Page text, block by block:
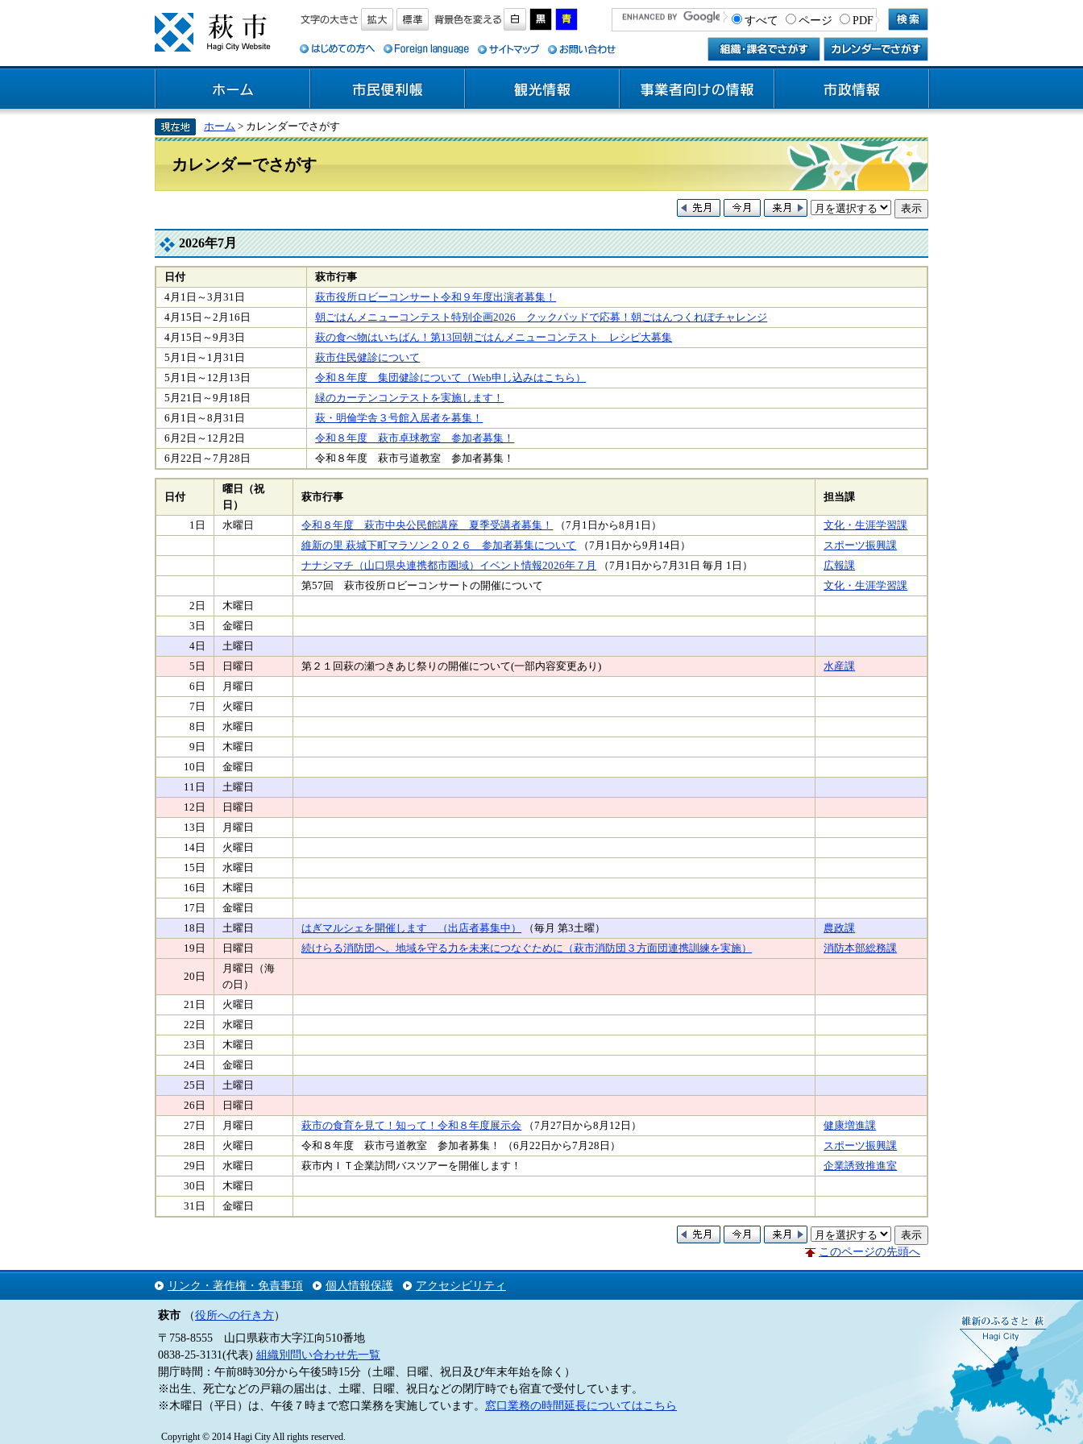
すべて ページ PDF
ホーム > カレンダーでさがす
カレンダーでさがす
2026年7月
日付
萩市行事
4月1日～3月31日
萩市役所ロビーコンサート令和９年度出演者募集！
4月15日～2月16日
朝ごはんメニューコンテスト特別企画2026 クックパッドで応募！朝ごはんつくれぽチャレンジ
4月15日～9月3日
萩の食べ物はいちばん！第13回朝ごはんメニューコンテスト レシピ大募集
5月1日～1月31日
萩市住民健診について
5月1日～12月13日
令和８年度 集団健診について（Web申し込みはこちら）
5月21日～9月18日
緑のカーテンコンテストを実施します！
6月1日～8月31日
萩・明倫学舎３号館入居者を募集！
6月2日～12月2日
令和８年度 萩市卓球教室 参加者募集！
6月22日～7月28日
令和８年度 萩市弓道教室 参加者募集！
日付
曜日（祝
日）
萩市行事 担当課
1日 水曜日 令和８年度 萩市中央公民館講座 夏季受講者募集！ （7月1日から8月1日）
文化・生涯学習課
維新の里 萩城下町マラソン２０２６ 参加者募集について （7月1日から9月14日）
スポーツ振興課
ナナシマチ（山口県央連携都市圏域）イベント情報2026年７月
（7月1日から7月31日 毎月 1日）
広報課
第57回 萩市役所ロビーコンサートの開催について
文化・生涯学習課
2日
木曜日
3日
金曜日
4日
土曜日
5日
日曜日 第２１回萩の瀬つきあじ祭りの開催について(一部内容変更あり)
水産課
6日
月曜日
7日
火曜日
8日
水曜日
9日
木曜日
10日
金曜日
11日
土曜日
12日
日曜日
13日
月曜日
14日
火曜日
15日
水曜日
16日
木曜日
17日
金曜日
18日
土曜日 はぎマルシェを開催します （出店者募集中） （毎月 第3土曜）
農政課
19日
日曜日 続けらる消防団へ。地域を守る力を未来につなぐために（萩市消防団３方面団連携訓練を実施） 消防本部総務課
20日
月曜日（海
の日）
21日
火曜日
22日
水曜日
23日
木曜日
24日
金曜日
25日
土曜日
26日
日曜日
27日
月曜日 萩市の食育を見て！知って！令和８年度展示会 （7月27日から8月12日）
健康増進課
28日
火曜日 令和８年度 萩市弓道教室 参加者募集！ （6月22日から7月28日）
スポーツ振興課
29日
水曜日 萩市内ＩＴ企業訪問バスツアーを開催します！
企業誘致推進室
30日
木曜日
31日
金曜日
このページの先頭へ
リンク・著作権・免責事項 個人情報保護 アクセシビリティ
萩市 （役所への行き方）
〒758-8555 山口県萩市大字江向510番地
0838-25-3131(代表) 組織別問い合わせ先一覧
開庁時間：午前8時30分から午後5時15分（土曜、日曜、祝日及び年末年始を除く）
※出生、死亡などの戸籍の届出は、土曜、日曜、祝日などの閉庁時でも宿直で受付しています。
※木曜日（平日）は、午後７時まで窓口業務を実施しています。 窓口業務の時間延長についてはこちら
Copyright © 2014 Hagi City All rights reserved.